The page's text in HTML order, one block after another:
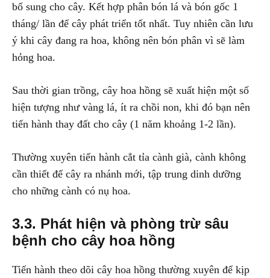
bổ sung cho cây. Kết hợp phân bón lá và bón gốc 1
tháng/ lần để cây phát triển tốt nhất. Tuy nhiên cần lưu
ý khi cây đang ra hoa, không nên bón phân vì sẽ làm
hỏng hoa.
Sau thời gian trồng, cây hoa hồng sẽ xuất hiện một số
hiện tượng như vàng lá, ít ra chồi non, khi đó bạn nên
tiến hành thay đất cho cây (1 năm khoảng 1-2 lần).
Thường xuyên tiến hành cắt tỉa cành già, cành không
cần thiết để cây ra nhánh mới, tập trung dinh dưỡng
cho những cành có nụ hoa.
3.3. Phát hiện và phòng trừ sâu
bệnh cho cây hoa hồng
Tiến hành theo dõi cây hoa hồng thường xuyên để kịp